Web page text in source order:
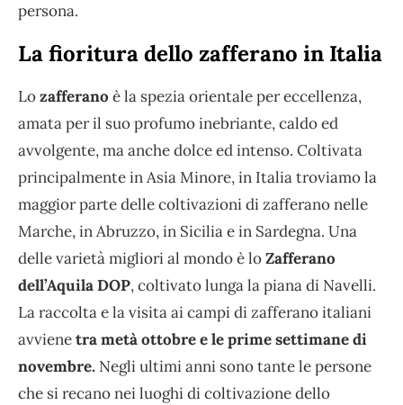
persona.
La fioritura dello zafferano in Italia
Lozafferano è la spezia orientale per eccellenza,
amata per il suo profumo inebriante, caldo ed
avvolgente, ma anche dolce ed intenso. Coltivata
principalmente in Asia Minore, in Italia troviamo la
maggior parte delle coltivazioni di zafferano nelle
Marche, in Abruzzo, in Sicilia e in Sardegna. Una
delle varietà migliori al mondo è loZafferano
dell’Aquila DOP, coltivato lunga la piana di Navelli.
La raccolta e la visita ai campi di zafferano italiani
avvienetra metà ottobre e le prime settimane di
novembre. Negli ultimi anni sono tante le persone
che si recano nei luoghi di coltivazione dello